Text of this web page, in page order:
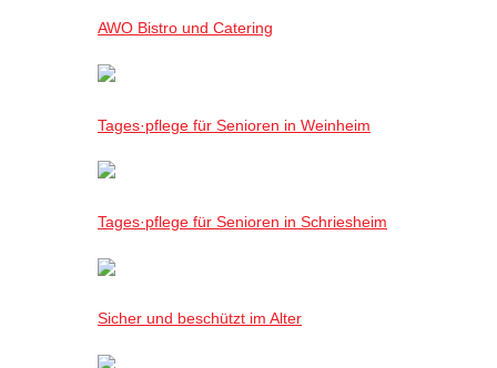
AWO Bistro und Catering
Tages·pflege für Senioren in Weinheim
Tages·pflege für Senioren in Schriesheim
Sicher und beschützt im Alter